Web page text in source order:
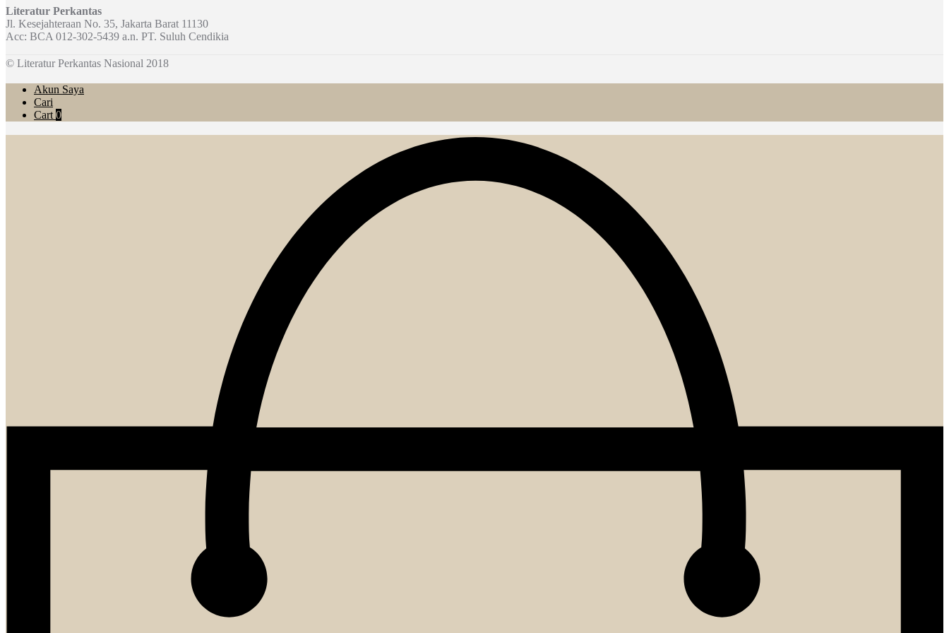
Literatur Perkantas
Jl. Kesejahteraan No. 35, Jakarta Barat 11130
Acc: BCA 012-302-5439 a.n. PT. Suluh Cendikia
© Literatur Perkantas Nasional 2018
Akun Saya
Cari
Cart 0